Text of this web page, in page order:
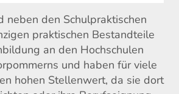
neben den Schulpraktischen
praktischen Bestandteile
an den Hochschulen
und haben für viele
hohen Stellenwert, da sie dort